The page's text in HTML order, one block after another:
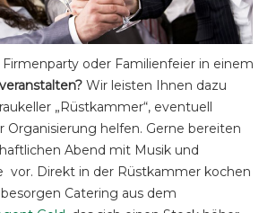
oder Familienfeier in einem
Wir leisten Ihnen dazu
„Rüstkammer“, eventuell
Organisierung helfen. Gerne bereiten
Abend mit Musik und
vor. Direkt in der Rüstkammer kochen
Catering aus dem